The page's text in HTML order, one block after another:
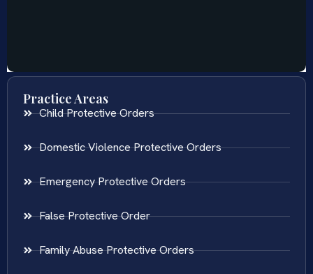
Practice Areas
Child Protective Orders
Domestic Violence Protective Orders
Emergency Protective Orders
False Protective Order
Family Abuse Protective Orders